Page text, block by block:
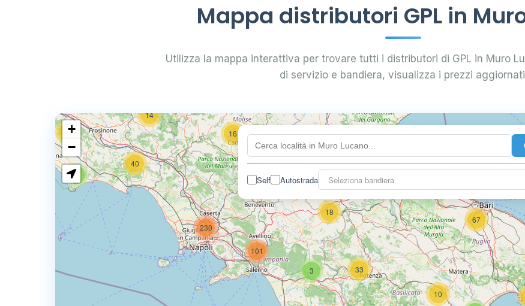
Mappa distributori GPL in
Utilizza la mappa interattiva per trovare tutti i distributori di GPL in Muro
di servizio e bandiera, visualizza i prezzi
Self Autostrada Seleziona bandiera
6
5
14
16
80
40
101
230
10
3 33
18
67
+
−